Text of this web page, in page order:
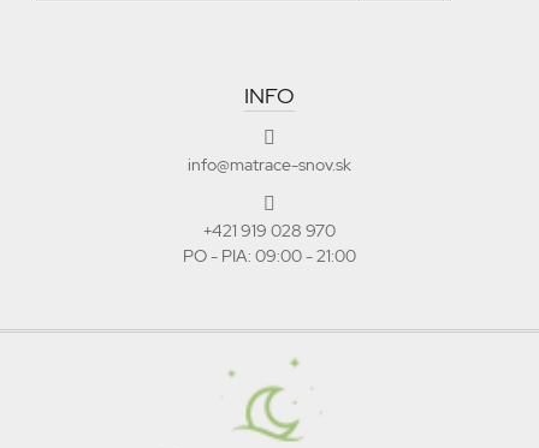
INFO
info@matrace-snov.sk
+421 919 028 970
PO - PIA: 09:00 - 21:00